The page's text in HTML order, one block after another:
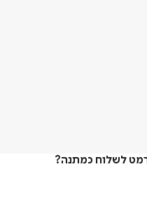
לשלוח כמתנה?